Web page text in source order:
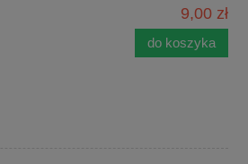
9,00 zł
do koszyka